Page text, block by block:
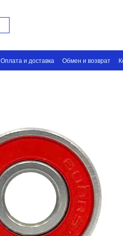
Оплата и доставка Обмен и возврат